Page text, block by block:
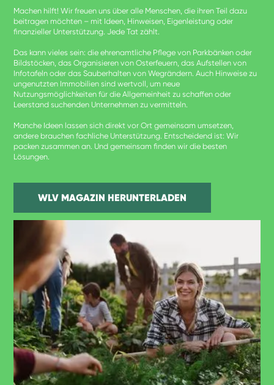
Machen hilft! Wir freuen uns über alle Menschen, die ihren Teil dazu
beitragen möchten – mit Ideen, Hinweisen, Eigenleistung oder
finanzieller Unterstützung. Jede Tat zählt.
Das kann vieles sein: die ehrenamtliche Pflege von Parkbänken oder
Bildstöcken, das Organisieren von Osterfeuern, das Aufstellen von
Infotafeln oder das Sauberhalten von Wegrändern. Auch Hinweise zu
ungenutzten Immobilien sind wertvoll, um neue
Nutzungsmöglichkeiten für die Allgemeinheit zu schaffen oder
Leerstand suchenden Unternehmen zu vermitteln.
Manche Ideen lassen sich direkt vor Ort gemeinsam umsetzen,
andere brauchen fachliche Unterstützung. Entscheidend ist: Wir
packen zusammen an. Und gemeinsam finden wir die besten
Lösungen.
WLV MAGAZIN HERUNTERLADEN